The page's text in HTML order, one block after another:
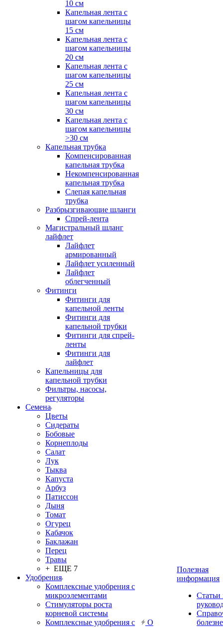
10 см
Капельная лента с
шагом капельницы
15 см
Капельная лента с
шагом капельницы
20 см
Капельная лента с
шагом капельницы
25 см
Капельная лента с
шагом капельницы
30 см
Капельная лента с
шагом капельницы
>30 см
Капельная трубка
Компенсированная
капельная трубка
Некомпенсированная
капельная трубка
Слепая капельная
трубка
Разбрызгивающие шланги
Спрей-лента
Магистральный шланг
лайфлет
Лайфлет
армированный
Лайфлет усиленный
Лайфлет
облегченный
Фитинги
Фитинги для
капельной ленты
Фитинги для
капельной трубки
Фитинги для спрей-
ленты
Фитинги для
лайфлет
Капельницы для
капельной трубки
Фильтры, насосы,
регуляторы
Семена
Цветы
Сидераты
Бобовые
Корнеплоды
Салат
Лук
Тыква
Капуста
Арбуз
Патиссон
Дыня
Томат
Огурец
Кабачок
Баклажан
Перец
Травы
+ ЕЩЕ 7
Удобрения
Комплексные удобрения с
микроэлементами
Стимуляторы роста
корневой системы
Комплексные удобрения с
О
Полезная
информация
Статьи